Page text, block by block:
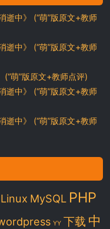
逝中》 (“萌”版原文+教师
逝中》 (“萌”版原文+教师
萌”版原文+教师点评)
逝中》 (“萌”版原文+教师
逝中》 (“萌”版原文+教师
Linux MySQL PHP
YY 下载 中